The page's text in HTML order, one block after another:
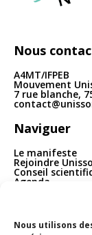
Nous utilisons
Nous
A4MT/IFPEB
Mouvement
7 rue blanche,
Naviguer
Le manifeste
Rejoindre
Conseil
Agenda